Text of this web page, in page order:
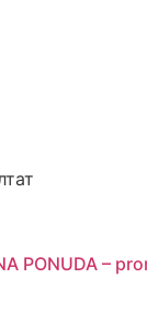
PONUDA –